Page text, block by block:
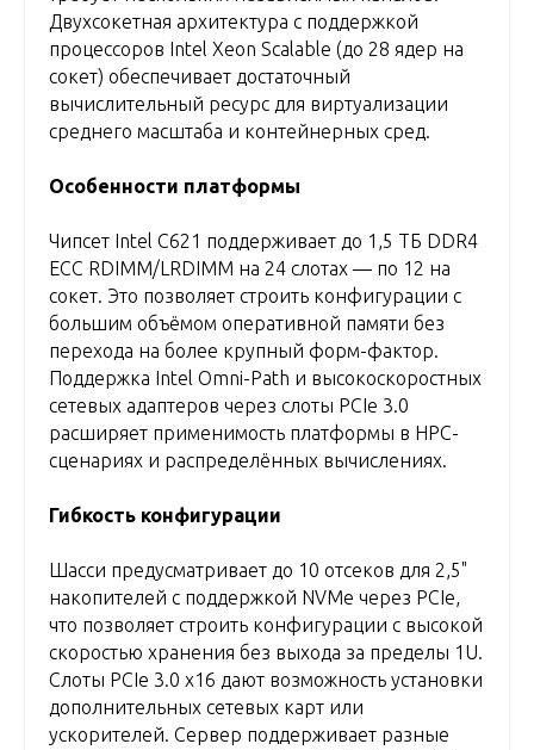
Двухсокетная архитектура с поддержкой
процессоров Intel Xeon Scalable (до 28 ядер на
сокет) обеспечивает достаточный
вычислительный ресурс для виртуализации
среднего масштаба и контейнерных сред.
Особенности платформы
Чипсет Intel C621 поддерживает до 1,5 ТБ DDR4
ECC RDIMM/LRDIMM на 24 слотах — по 12 на
сокет. Это позволяет строить конфигурации с
большим объёмом оперативной памяти без
перехода на более крупный форм-фактор.
Поддержка Intel Omni-Path и высокоскоростных
сетевых адаптеров через слоты PCIe 3.0
расширяет применимость платформы в HPC-
сценариях и распределённых вычислениях.
Гибкость конфигурации
Шасси предусматривает до 10 отсеков для 2,5"
накопителей с поддержкой NVMe через PCIe,
что позволяет строить конфигурации с высокой
скоростью хранения без выхода за пределы 1U.
Слоты PCIe 3.0 x16 дают возможность установки
дополнительных сетевых карт или
ускорителей. Сервер поддерживает разные